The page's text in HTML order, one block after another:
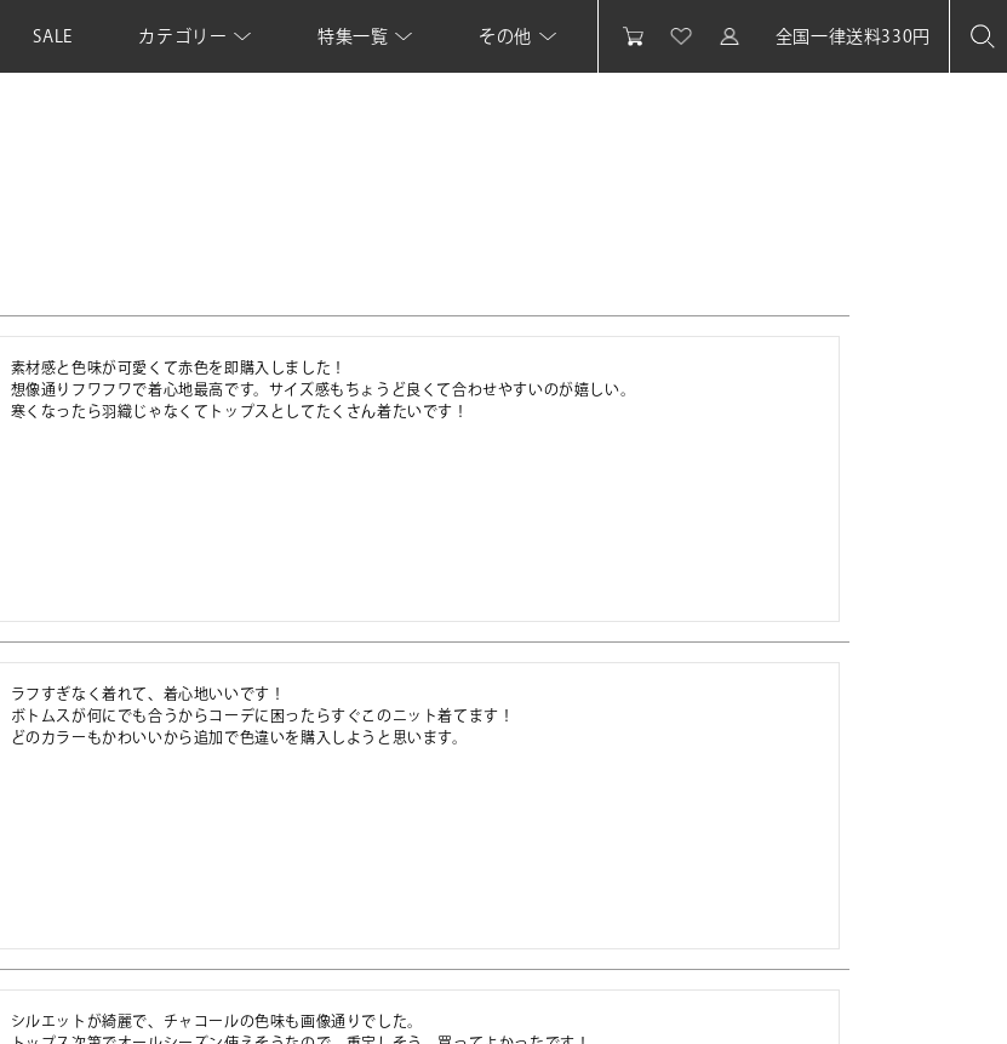
SALE カテゴリー 特集一覧 その他 全国一律送料330円
素材感と色味が可愛くて赤色を即購入しました！
想像通りフワフワで着心地最高です。サイズ感もちょうど良くて合わせやすいのが嬉しい。
寒くなったら羽織じゃなくてトップスとしてたくさん着たいです！
ラフすぎなく着れて、着心地いいです！
ボトムスが何にでも合うからコーデに困ったらすぐこのニット着てます！
どのカラーもかわいいから追加で色違いを購入しようと思います。
シルエットが綺麗で、チャコールの色味も画像通りでした。